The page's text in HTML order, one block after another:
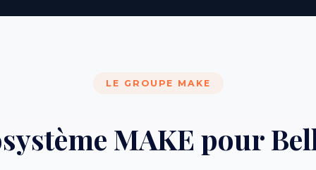
LE GROUPE MAKE
MAKE pour